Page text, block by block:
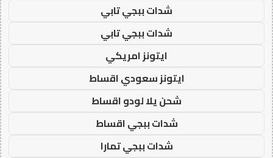
شدات ببجي تابي
شدات ببجي تابي
ايتونز امريكي
ايتونز سعودي اقساط
شحن يلا لودو اقساط
شدات ببجي اقساط
شدات ببجي تمارا